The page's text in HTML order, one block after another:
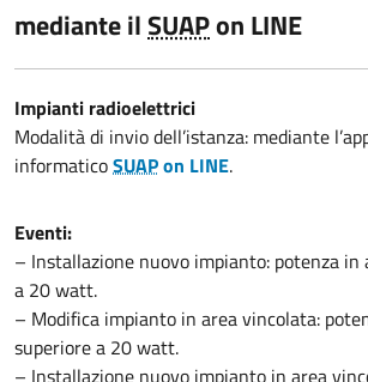
mediante ilSUAPon LINE
Impianti radioelettrici
Modalità di invio dell’istanza: mediante
informaticoSUAPon LINE.
Eventi:
– Installazione nuovo impianto: potenza
a 20 watt.
– Modifica impianto in area vincolata:
superiore a 20 watt.
– Installazione nuovo impianto in area